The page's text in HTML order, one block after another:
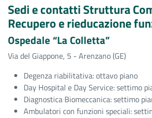
Sedi e contatti Struttura
Recupero e rieducazione
Ospedale “La Colletta”
Via del Giappone, 5 - Arenzano (GE)
Degenza riabilitativa: ottavo piano
Day Hospital e Day Service: settimo
Diagnostica Biomeccanica: settimo
Ambulatori con funzioni speciali: